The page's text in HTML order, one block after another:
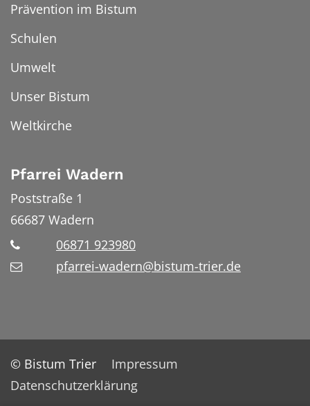
Prävention im Bistum
Schulen
Umwelt
Unser Bistum
Weltkirche
Pfarrei Wadern
Poststraße 1
66687 Wadern
06871 923980
pfarrei-wadern@bistum-trier.de
© Bistum Trier
Impressum
Datenschutzerklärung